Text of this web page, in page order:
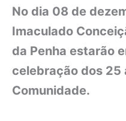
No dia 08 de
Imaculado
da Penha estarão
celebração dos 25
Comunidade.